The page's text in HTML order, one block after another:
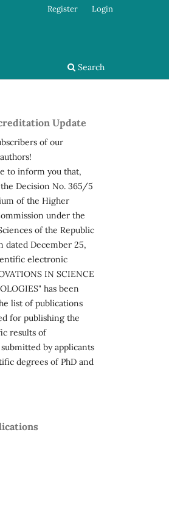
Search
Register Login
Update
of our
to inform you that,
Decision No. 365/5
of the Higher
under the
of the Republic
dated December 25,
electronic
IN SCIENCE
has been
list of publications
for publishing the
results of
by applicants
degrees of PhD and